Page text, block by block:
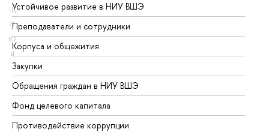
Щ
Э
Ю
Я
Устойчивое развитие в НИУ ВШЭ
Преподаватели и сотрудники
Корпуса и общежития
Закупки
Обращения граждан в НИУ ВШЭ
Фонд целевого капитала
Противодействие коррупции